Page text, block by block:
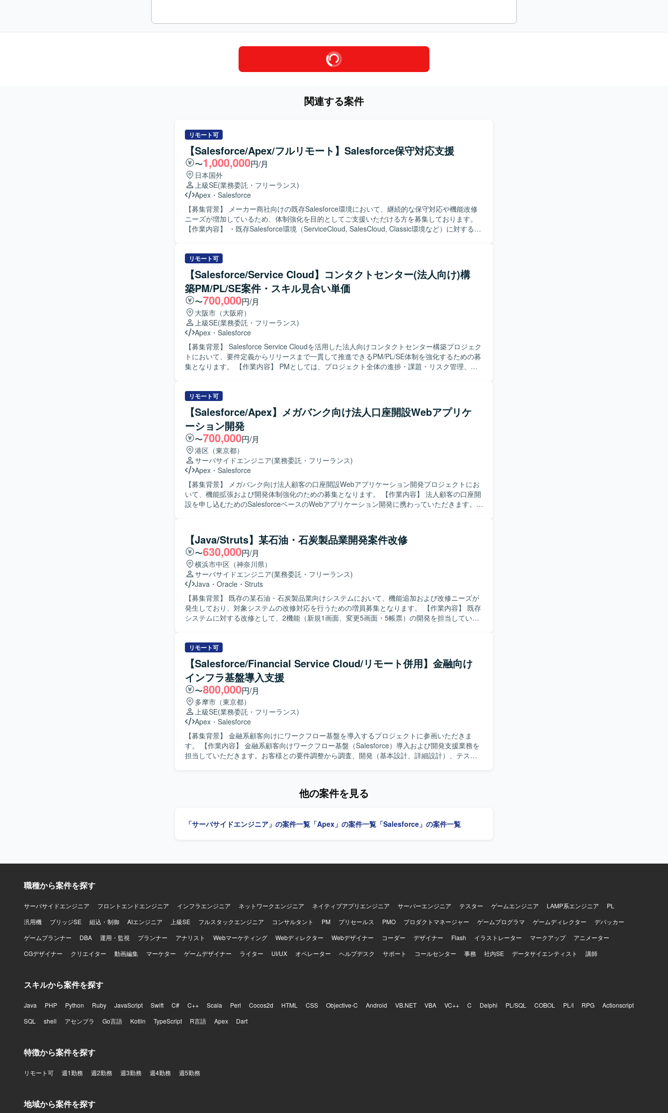
関連する案件
リモート可
【Salesforce/Apex/フルリモート】Salesforce保守対応支援
〜1,000,000円/月
日本国外
上級SE(業務委託・フリーランス)
Apex ・ Salesforce
【募集背景】 メーカー商社向けの既存Salesforce環境において、継続的な保守対応や機能改修
ニーズが増加しているため、体制強化を目的としてご支援いただける方を募集しております。
【作業内容】 ・既存Salesforce環境（ServiceCloud, SalesCloud, Classic環境など）に対する保
る質疑応答や、標準機能および軽微なApex、Visualforceを用いた機能改修を行っていただきま
す。 ・新規機能について、対応方針の検討から設計・実装・受け入れまで一連の対応を担当し
ていただきます。 ・その他、関連する開発要件についても状況に応じて対応していただきま
す。 【求める人物像】 ・顧客とのコミュニケーションを通じて課題を整理し、自ら主体的に提
案・推進していただける方を求めております。 ・Salesforceに関する知識や経験を活かしつ
つ、新しい機能や周辺サービスについても前向きにキャッチアップしていただける方が望まし
いです。 【ポジションの魅力】 ・Salesforceの複数クラウド（ServiceCloud, SalesCloud,
Classic環境など）に関わることで、幅広い機能・領域の知見を深めていただけます。 ・顧客折
衝から実装まで一貫して対応することで、上流工程から開発までのスキルをバランスよく高め
ることができます。 ・継続的な保守・改善を通じて、長期的な関係構築と業務理解を深める経
験を積んでいただけます。 【開発環境】 Salesforce（ServiceCloud, SalesCloud, Classic環
境）、Apex、Visualforce、AccountEngagement（旧Pardot）などを利用した環境となっており
リモート可
【Salesforce/Service Cloud】コンタクトセンター(法人向け)構
築PM/PL/SE案件・スキル見合い単価
〜700,000円/月
大阪市（大阪府）
上級SE(業務委託・フリーランス)
Apex ・ Salesforce
【募集背景】 Salesforce Service Cloudを活用した法人向けコンタクトセンター構築プロジェク
トにおいて、要件定義からリリースまで一貫して推進できるPM/PL/SE体制を強化するための募
集となります。 【作業内容】 PMとしては、プロジェクト全体の進捗・課題・リスク管理、ス
運用フロー設計、Salesforce機能設計・仕様調整、設計レビュー、開発メンバーの管理・フォロ
ー、テスト計画や移行・リリース支援をご担当いただきます。 SEとしては、Salesforce機能の
設定・開発、外部連携のSalesforce側対応、設計書などのドキュメント作成、テスト仕様書作成
およびテスト実施、不具合対応、移行・リリース支援をご担当いただきます。 【求める人物
像】 上流工程を自走でき、設計から実装まで一貫して対応できる方を求めています。能動的に
日本語でコミュニケーションを取りながら、関係者と連携し主体的に課題解決に取り組める方
にご活躍いただきたいと考えております。長期的な参画を前提に、継続的な改善提案や業務理
解の深化に取り組んでいただける方を歓迎いたします。 【ポジションの魅力】 法人向けコンタ
クトセンター領域において、Salesforce Service CloudやData Cloud / Agentforceなどの最新機
能を活用した構築プロジェクトに上流から参画できる環境です。PM/PL/SEそれぞれのポジショ
ンで、大規模案件の推進経験や外部連携を含む統合案件の知見を深めながら、長期的な視点で
キャリア形成に取り組んでいただけます。 【開発環境】 Salesforce Service Cloudを中心とし
リモート可
【Salesforce/Apex】メガバンク向け法人口座開設Webアプリケ
ーション開発
〜700,000円/月
港区（東京都）
サーバサイドエンジニア(業務委託・フリーランス)
Apex ・ Salesforce
【募集背景】 メガバンク向け法人顧客の口座開設Webアプリケーション開発プロジェクトにお
いて、機能拡張および開発体制強化のための募集となります。 【作業内容】 法人顧客の口座開
設を申し込むためのSalesforceベースのWebアプリケーション開発に携わっていただきます。
なり、仕様を踏まえた実装および単体・結合テストを自走して進めていただきます。 【求める
人物像】 与えられたタスクを独力でやり切る主体性をお持ちの方を求めています。周囲とコミ
ュニケーションを取りながら、仕様理解や設計意図を踏まえて開発を進められる方、金融ドメ
インに対しても学習意欲を持って取り組んでいただける方が望ましいです。 【ポジションの魅
力】 大規模なメガバンク向けシステム開発に参画することで、金融業界特有の業務知識と、
Salesforceを中心としたクラウドアプリケーション開発のスキルを同時に習得していただけま
す。画面開発の比重が高いため、ユーザー体験を意識した設計・実装の経験を積むことがで
き、将来的なフルスタック志向のキャリアにもつながるポジションです。 【開発環境】
Salesforceを基盤とした環境で、ApexやAuraなどの機能を用いたWebアプリケーション開発を
行います。帳票はSVF Cloudを利用し、アジャイル開発のプラクティスを取り入れた進め方を想
【Java/Struts】某石油・石炭製品業開発案件改修
〜630,000円/月
横浜市中区（神奈川県）
サーバサイドエンジニア(業務委託・フリーランス)
Java ・ Oracle ・ Struts
【募集背景】 既存の某石油・石炭製品業向けシステムにおいて、機能追加および改修ニーズが
発生しており、対象システムの改修対応を行うための増員募集となります。 【作業内容】 既存
システムに対する改修として、2機能（新規1画面、変更5画面・5帳票）の開発を担当していた
析、帳票周りの修正・追加開発なども含まれます。 【求める人物像】 自走して設計からテスト
まで対応できる方を求めております。既存システムの仕様を理解しながら粘り強く改修を進め
られる方や、関係者と円滑にコミュニケーションを取りながら業務を進められる方にマッチす
るポジションです。 【ポジションの魅力】 基幹系に近い業務システムの改修案件であり、画面
および帳票開発を通じてフロントからバックエンドまで一連のWebアプリケーション開発経験
を積むことができます。既存システムの改善に関わることで、業務理解とレガシー環境でのモ
ダナイズに向けた知見を高めることができます。 【開発環境】 Java／Struts／JSP／JavaScript
／SVF／Oracleを中心としたWebアプリケーション環境で、Eclipseを利用した開発となりま
す。
リモート可
【Salesforce/Financial Service Cloud/リモート併用】金融向け
インフラ基盤導入支援
〜800,000円/月
多摩市（東京都）
上級SE(業務委託・フリーランス)
Apex ・ Salesforce
【募集背景】 金融系顧客向けにワークフロー基盤を導入するプロジェクトに参画いただきま
す。 【作業内容】 金融系顧客向けワークフロー基盤（Salesforce）導入および開発支援業務を
担当していただきます。お客様との要件調整から調査、開発（基本設計、詳細設計）、テス
環境】 Salesforceを中心としたワークフロー基盤上での開発環境となります。
他の案件を見る
「サーバサイドエンジニア」の案件一覧 「Apex」の案件一覧 「Salesforce」の案件一覧
職種から案件を探す
サーバサイドエンジニア フロントエンドエンジニア インフラエンジニア ネットワークエンジニア ネイティブアプリエンジニア サーバーエンジニア テスター ゲームエンジニア LAMP系エンジニア
PL
汎用機
ブリッジSE 組込・制御 AIエンジニア 上級SE フルスタックエンジニア コンサルタント PM プリセールス PMO プロダクトマネージャー ゲームプログラマ ゲームディレクター
デバッカー
ゲームプランナー
DBA 運用・監視 プランナー アナリスト Webマーケティング Webディレクター Webデザイナー コーダー デザイナー Flash イラストレーター マークアップ
アニメーター
CGデザイナー
クリエイター 動画編集 マーケター ゲームデザイナー ライター UI/UX オペレーター ヘルプデスク サポート コールセンター 事務 社内SE データサイエンティスト 講師
スキルから案件を探す
Java PHP Python Ruby JavaScript Swift C# C++ Scala Perl Cocos2d HTML CSS Objective-C Android VB.NET VBA VC++ C Delphi PL/SQL COBOL PL/I RPG
Actionscript
SQL
shell アセンブラ Go言語 Kotlin TypeScript R言語 Apex Dart
特徴から案件を探す
リモート可 週1勤務 週2勤務 週3勤務 週4勤務 週5勤務
地域から案件を探す